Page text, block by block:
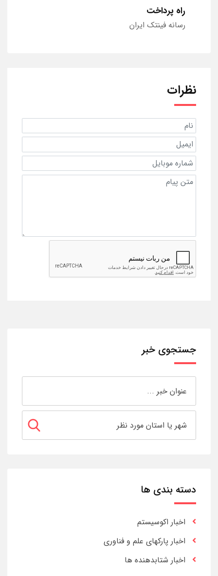
راه پرداخت
رسانه فینتک ایران
نظرات
جستجوی خبر
دسته بندی ها
اخبار اکوسیستم
اخبار پارکهای علم و فناوری
اخبار شتابدهنده ها